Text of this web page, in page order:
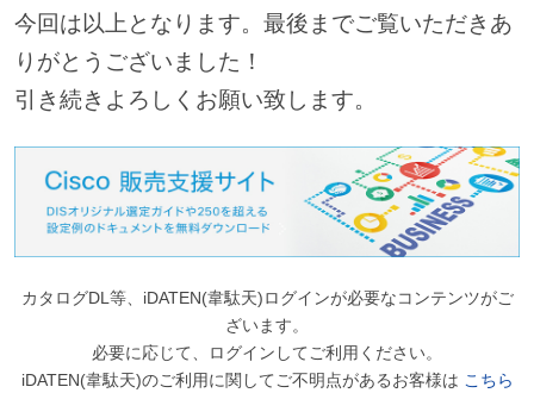
今回は以上となります。最後までご覧いただきあ
りがとうございました！
引き続きよろしくお願い致します。
カタログDL等、iDATEN(韋駄天)ログインが必要なコンテンツがご
ざいます。
必要に応じて、ログインしてご利用ください。
iDATEN(韋駄天)のご利用に関してご不明点があるお客様は こちら